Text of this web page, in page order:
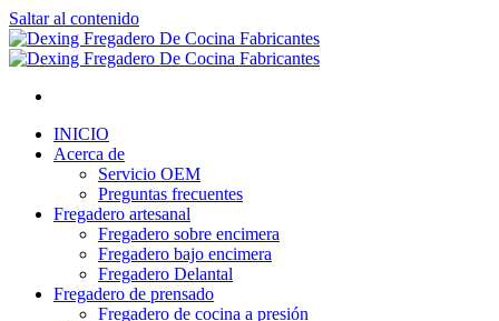
Saltar al contenido
INICIO
Acerca de
Servicio OEM
Preguntas frecuentes
Fregadero artesanal
Fregadero sobre encimera
Fregadero bajo encimera
Fregadero Delantal
Fregadero de prensado
Fregadero de cocina a presión